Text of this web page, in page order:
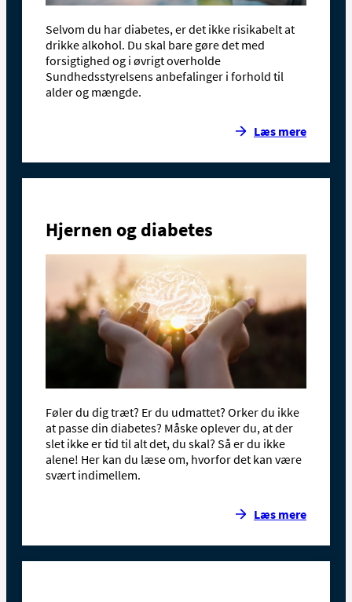
Selvom du har diabetes, er det ikke risikabelt at
drikke alkohol. Du skal bare gøre det med
forsigtighed og i øvrigt overholde
Sundhedsstyrelsens anbefalinger i forhold til
alder og mængde.
Læs mere
Hjernen og diabetes
Føler du dig træt? Er du udmattet? Orker du ikke
at passe din diabetes? Måske oplever du, at der
slet ikke er tid til alt det, du skal? Så er du ikke
alene! Her kan du læse om, hvorfor det kan være
svært indimellem.
Læs mere